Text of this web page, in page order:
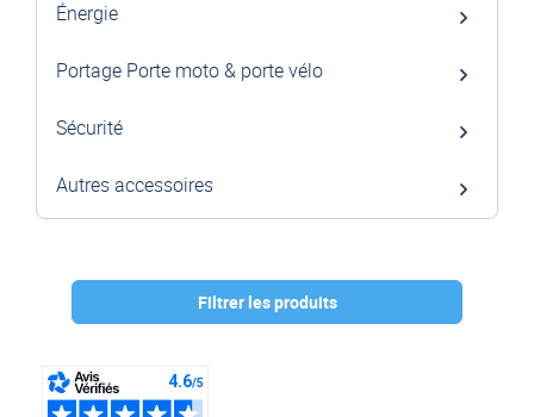
Filtrer les produits
Énergie
Portage Porte moto & porte vélo
Sécurité
Autres accessoires